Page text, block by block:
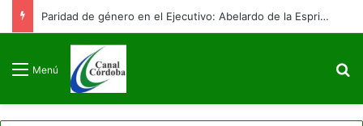
Paridad de género en el Ejecutivo: Abelardo de la Espriella posesiona a su equipo de gobierno con 9 mujeres y 9 hombres
Menú